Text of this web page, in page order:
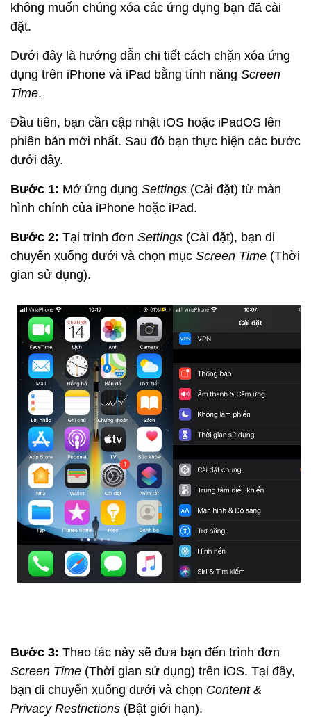
không muốn chúng xóa các ứng dụng bạn đã cài
đặt.
Dưới đây là hướng dẫn chi tiết cách chặn xóa ứng
dụng trên iPhone và iPad bằng tính năng Screen
Time.
Đầu tiên, bạn cần cập nhật iOS hoặc iPadOS lên
phiên bản mới nhất. Sau đó bạn thực hiện các bước
dưới đây.
Bước 1: Mở ứng dụng Settings (Cài đặt) từ màn
hình chính của iPhone hoặc iPad.
Bước 2: Tại trình đơn Settings (Cài đặt), bạn di
chuyển xuống dưới và chọn mục Screen Time (Thời
gian sử dụng).
Bước 3: Thao tác này sẽ đưa bạn đến trình đơn
Screen Time (Thời gian sử dụng) trên iOS. Tại đây,
bạn di chuyển xuống dưới và chọn Content &
Privacy Restrictions (Bật giới hạn).